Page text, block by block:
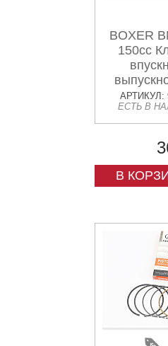
BOXER
150cc
2шт
АРТИКУЛ:
ЕСТЬ В
В